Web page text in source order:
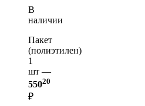
В
наличии
Пакет
(полиэтилен)
1
шт —
55020
₽